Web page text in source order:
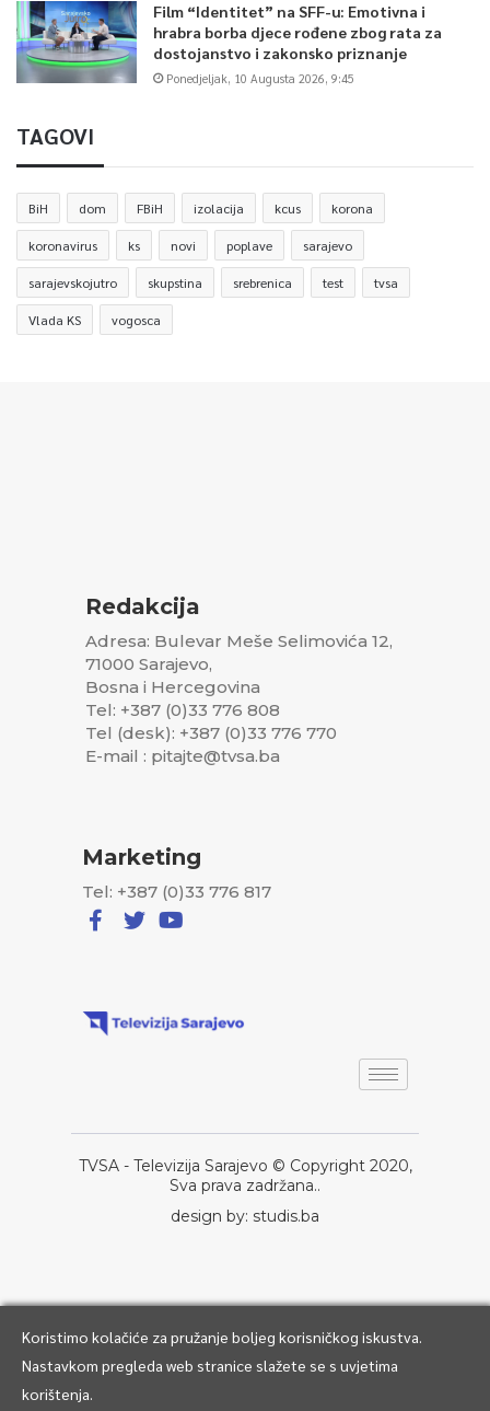
Film “Identitet” na SFF-u: Emotivna i
hrabra borba djece rođene zbog rata za
dostojanstvo i zakonsko priznanje
Ponedjeljak, 10 Augusta 2026, 9:45
TAGOVI
BiH dom FBiH izolacija kcus korona
koronavirus ks novi poplave sarajevo
sarajevskojutro skupstina srebrenica test tvsa
Vlada KS vogosca
Redakcija
Adresa: Bulevar Meše Selimovića 12,
71000 Sarajevo,
Bosna i Hercegovina
Tel: +387 (0)33 776 808
Tel (desk): +387 (0)33 776 770
E-mail : pitajte@tvsa.ba
Marketing
Tel: +387 (0)33 776 817
TVSA - Televizija Sarajevo © Copyright 2020,
Sva prava zadržana..
design by: studis.ba
1
Koristimo kolačiće za pružanje boljeg korisničkog iskustva.
Nastavkom pregleda web stranice slažete se s uvjetima
korištenja.